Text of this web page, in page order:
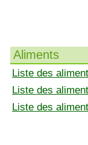
Aliments
Liste des
Liste des
Liste des